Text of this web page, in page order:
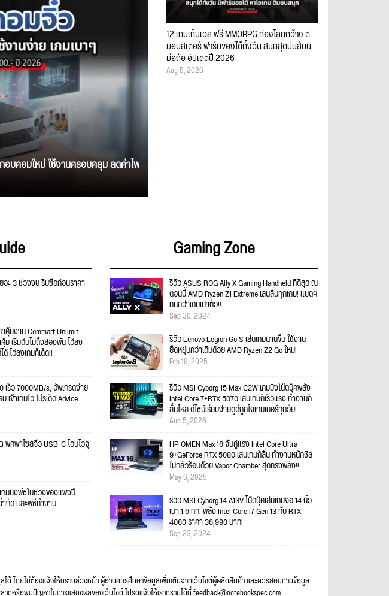
บคอมใหม่ ใช้งานครอบคลุม ลดค่าไฟ
12 เกมเก็บเวล ฟรี MMORPG ท่องโลกกว้าง ตี
มอนสเตอร์ ฟาร์มของได้ทั้งวัน สนุกสุดมันส์บน
มือถือ อัปเดตปี 2026
Aug 5, 2026
อะ 3 ช่วงงบ รีบซื้อก่อนราคา
คุ้มงาน Commart Unlimit
ม เริ่มต้นไม่ถึงสองพัน ไว้ลง
ไว้ลงเกมก็เด็ด!!
เร็ว 7000MB/s, อัพเกรดง่าย
เข้าเกมไว โปรเด็ด Advice
พกพาไซส์จิ๋ว USB-C โอนไวจุ
กมมิ่งพีซีในช่วงของแพงปี
กัด และพีซีทำงาน
Gaming Zone
รีวิว ASUS ROG Ally X Gaming Handheld ที่ดีสุด ณ
ตอนนี้ AMD Ryzen Z1 Extreme เล่นลื่นทุกเกม! แบตฯ
ทนกว่าเดิมเท่าตัว!!
Sep 30, 2024
รีวิว Lenovo Legion Go S เล่นเกมนานขึ้น ใช้งาน
ยืดหยุ่นกว่าเดิมด้วย AMD Ryzen Z2 Go ใหม่!
Feb 19, 2025
รีวิว MSI Cyborg 15 Max C2W เกมมิ่งโน้ตบุ๊คพลัง
Intel Core 7+RTX 5070 เล่นเกมก็เร็วแรง ทำงานก็
ลื่นไหล ดีไซน์เรียบง่ายดูดีถูกใจเกมเมอร์ทุกวัย!
Aug 5, 2026
HP OMEN Max 16 จับคู่แรง Intel Core Ultra
9+GeForce RTX 5080 เล่นเกมก็ลื่น ทำงานหนักชิล
ไม่กลัวร้อนด้วย Vapor Chamber สุดทรงพลัง!!
May 6, 2025
รีวิว MSI Cyborg 14 A13V โน๊ตบุ๊คเล่นเกมจอ 14 นิ้ว
เบา 1.6 กก. พลัง Intel Core i7 Gen 13 กับ RTX
4060 ราคา 36,990 บาท!
Sep 23, 2024
โดยไม่ต้องแจ้งให้ทราบล่วงหน้า ผู้อ่านควรศึกษาข้อมูลเพิ่มเติมจากเว็บไซต์ผู้ผลิตสินค้า และควรสอบถามข้อมูล